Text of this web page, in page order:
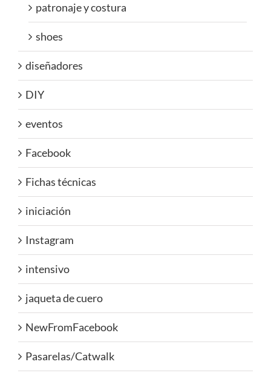
patronaje y costura
shoes
diseñadores
DIY
eventos
Facebook
Fichas técnicas
iniciación
Instagram
intensivo
jaqueta de cuero
NewFromFacebook
Pasarelas/Catwalk